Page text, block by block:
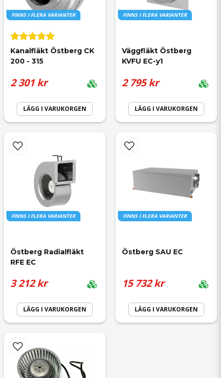
arne bengtsson frågade
vad är skilnaden på A1 och C1 varianten.
C1 har kraftigare motor och därför större maxflöde.
Mejladress
Ja, ni får publicera min fråga
Skicka fråga
FINNS I FLERA VARIANTER
Kanalfläkt Östberg CK
200 - 315
2 301 kr
LÄGG I VARUKORGEN
FINNS I FLERA VARIANTER
Väggfläkt Östberg
KVFU EC-y1
2 795 kr
LÄGG I VARUKORGEN
FINNS I FLERA VARIANTER
Östberg Radialfläkt
RFE EC
3 212 kr
LÄGG I VARUKORGEN
FINNS I FLERA VARIANTER
Östberg SAU EC
15 732 kr
LÄGG I VARUKORGEN